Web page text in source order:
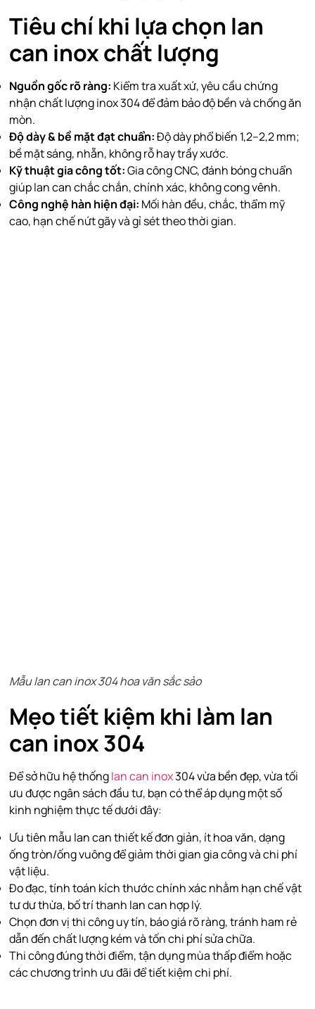
Tiêu chí khi lựa chọn lan
can inox chất lượng
Nguồn gốc rõ ràng: Kiểm tra xuất xứ, yêu cầu chứng
nhận chất lượng inox 304 để đảm bảo độ bền và chống ăn
mòn.
Độ dày & bề mặt đạt chuẩn:Độ dày phổ biến 1,2–2,2 mm;
bề mặt sáng, nhẵn, không rỗ hay trầy xước.
Kỹ thuật gia công tốt:Gia công CNC, đánh bóng chuẩn
giúp lan can chắc chắn, chính xác, không cong vênh.
Công nghệ hàn hiện đại: Mối hàn đều, chắc, thẩm mỹ
cao, hạn chế nứt gãy và gỉ sét theo thời gian.
Mẫu lan can inox 304 hoa văn sắc sảo
Mẹo tiết kiệm khi làm lan
can inox 304
Để sở hữu hệ thốnglan can inox304 vừa bền đẹp, vừa tối
ưu được ngân sách đầu tư, bạn có thể áp dụng một số
kinh nghiệm thực tế dưới đây:
Ưu tiên mẫu lan can thiết kế đơn giản, ít hoa văn, dạng
ống tròn/ống vuông để giảm thời gian gia công và chi phí
vật liệu.
Đo đạc, tính toán kích thước chính xác nhằm hạn chế vật
tư dư thừa, bố trí thanh lan can hợp lý.
Chọn đơn vị thi công uy tín, báo giá rõ ràng, tránh ham rẻ
dẫn đến chất lượng kém và tốn chi phí sửa chữa.
Thi công đúng thời điểm, tận dụng mùa thấp điểm hoặc
các chương trình ưu đãi để tiết kiệm chi phí.